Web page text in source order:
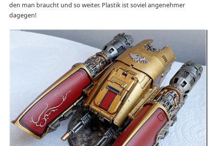
den man braucht und so weiter. Plastik ist soviel angenehmer
dagegen!